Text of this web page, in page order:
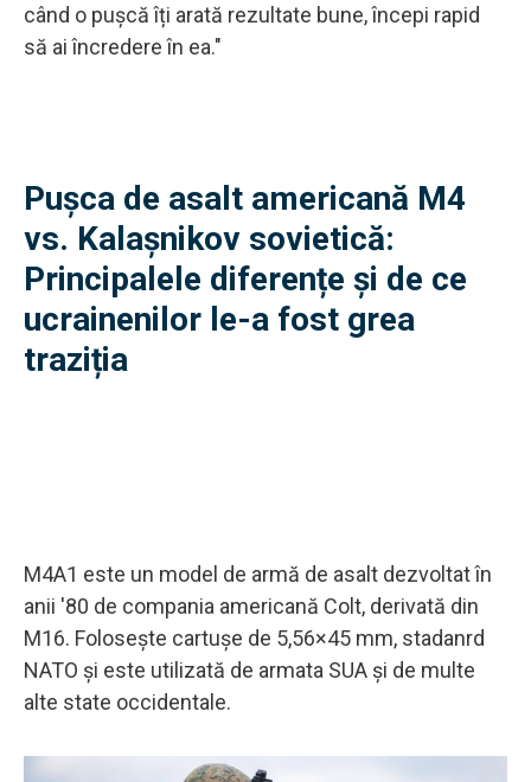
când o pușcă îți arată rezultate bune, începi rapid
să ai încredere în ea."
Pușca de asalt americană M4
vs. Kalașnikov sovietică:
Principalele diferențe și de ce
ucrainenilor le-a fost grea
traziția
M4A1 este un model de armă de asalt dezvoltat în
anii '80 de compania americană Colt, derivată din
M16. Folosește cartușe de 5,56×45 mm, stadanrd
NATO și este utilizată de armata SUA și de multe
alte state occidentale.